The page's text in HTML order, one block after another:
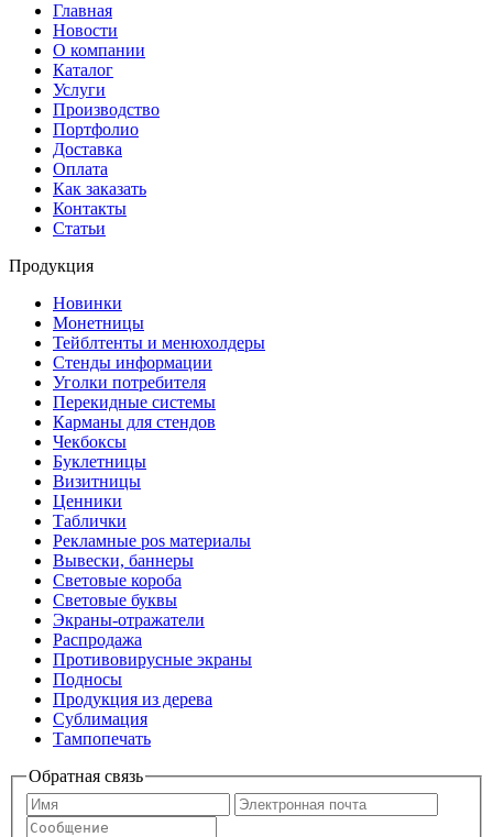
Главная
Новости
О компании
Каталог
Услуги
Производство
Портфолио
Доставка
Оплата
Как заказать
Контакты
Статьи
Продукция
Новинки
Монетницы
Тейблтенты и менюхолдеры
Стенды информации
Уголки потребителя
Перекидные системы
Карманы для стендов
Чекбоксы
Буклетницы
Визитницы
Ценники
Таблички
Рекламные pos материалы
Вывески, баннеры
Световые короба
Световые буквы
Экраны-отражатели
Распродажа
Противовирусные экраны
Подносы
Продукция из дерева
Сублимация
Тампопечать
Обратная связь